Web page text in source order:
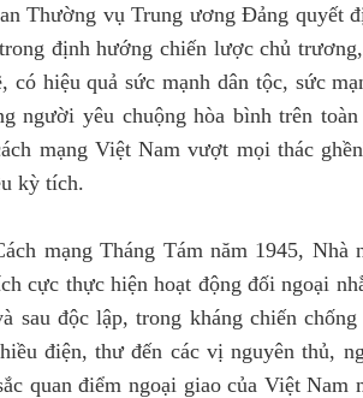
Thường vụ Trung ương Đảng quyết
định hướng chiến lược chủ
có hiệu quả sức mạnh dân tộc, sức
người yêu chuộng hòa bình trên
mạng Việt Nam vượt mọi thác
kỳ tích.
mạng Tháng Tám năm 1945,
cực thực hiện hoạt động đối ngoại
sau độc lập, trong kháng chiến
điện, thư đến các vị nguyên thủ,
quan điểm ngoại giao của Việt